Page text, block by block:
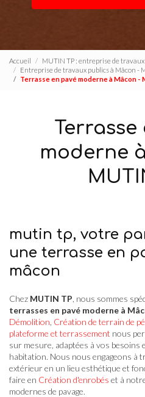
Accueil
MUTIN TP : entreprise de
Entreprise de travaux publics à Mâcon -
Terrasse en pavé moderne à Mâcon -
Terrasse
moderne
mutin tp, votre
une terrasse en
mâcon
Chez MUTIN TP , nous sommes
terrasses en pavé moderne à
Démolition Création de terrain de
plateforme et terrassement nous
sur mesure, adaptées à vos
habitation. Nous nous engageons à
extérieur en un lieu esthétique et
faire en Création d'enrobés et à
modernes de pavage.